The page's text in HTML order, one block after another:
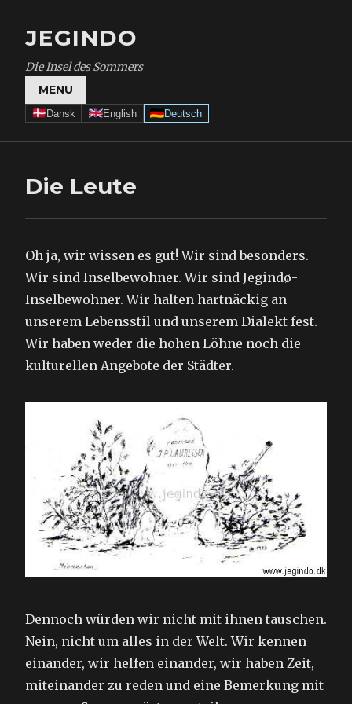
JEGINDO
Die Insel des Sommers
MENU
Dansk English Deutsch
Die Leute
Oh ja, wir wissen es gut! Wir sind besonders.
Wir sind Inselbewohner. Wir sind Jegindø-
Inselbewohner. Wir halten hartnäckig an
unserem Lebensstil und unserem Dialekt fest.
Wir haben weder die hohen Löhne noch die
kulturellen Angebote der Städter.
Dennoch würden wir nicht mit ihnen tauschen.
Nein, nicht um alles in der Welt. Wir kennen
einander, wir helfen einander, wir haben Zeit,
miteinander zu reden und eine Bemerkung mit